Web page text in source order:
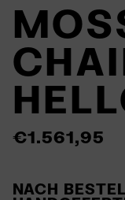
€1.561,95
NACH